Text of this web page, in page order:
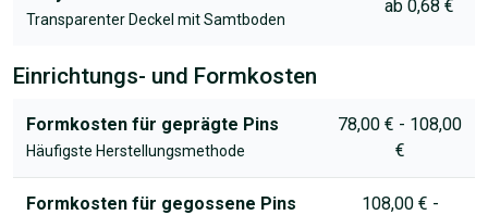
Transparenter Deckel mit Samtboden
ab 0,68 €
Einrichtungs- und Formkosten
Formkosten für geprägte Pins
Häufigste Herstellungsmethode
78,00 € - 108,00
€
Formkosten für gegossene Pins
108,00 € -